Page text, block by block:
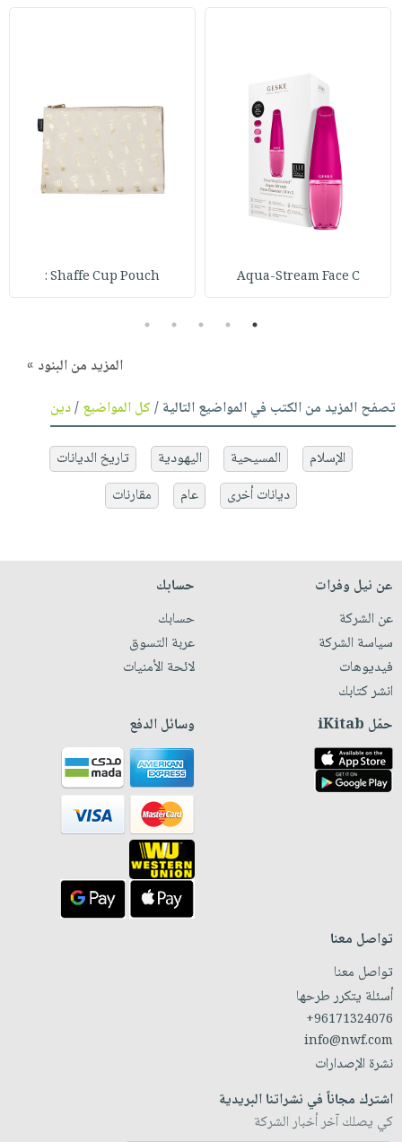
Aqua-Stream Face C
Shaffe Cup Pouch :
1
2
3
4
5
المزيد من البنود »
تصفح المزيد من الكتب في المواضيع التالية /كل المواضيع/دين
الإسلام المسيحية اليهودية
تاريخ الديانات
ديانات أخرى
عام مقارنات
عن نيل وفرات
عن الشركة
سياسة الشركة
فيديوهات
انشر كتابك
حسابك
حسابك
عربة التسوق
لائحة الأمنيات
حمّل iKitab وسائل الدفع
تواصل معنا
تواصل معنا
أسئلة يتكرر طرحها
+96171324076
info@nwf.com
نشرة الإصدارات
اشترك مجاناً في نشراتنا البريدية
كي يصلك آخر أخبار الشركة